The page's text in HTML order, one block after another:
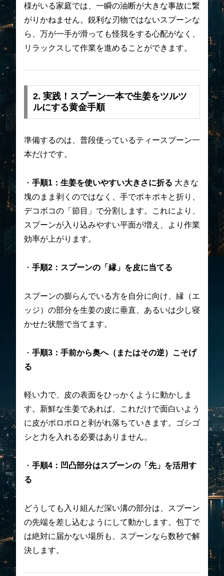
様がいる家庭では、一瞬の油断が大きな事故に繋
がりかねません。鋭利な刃物ではないスプーンな
ら、万が一手が滑っても怪我をする心配がなく、
リラックスして作業を進めることができます。
2. 実践！スプーン一本で生姜をツルツ
ルにする黄金手順
準備するのは、普段使っているティースプーン一
本だけです。
・ 手順1：生姜を使いやすい大きさに折る 大きな
塊のまま剥くのではなく、手でポキポキと折り、
デコボコの「節目」で分割します。これにより、
スプーンが入り込みやすい平面が増え、より作業
効率が上がります。
・ 手順2：スプーンの「縁」を皮に当てる
スプーンの膨らんでいる方を自分に向け、縁（エ
ッジ）の部分を生姜の皮に垂直、あるいは少し寝
かせた状態で当てます。
・ 手順3：手前から奥へ（またはその逆）こそげ
る
軽い力で、皮の表面をひっかくように動かしま
す。新鮮な生姜であれば、これだけで面白いよう
に皮がポロポロと剥がれ落ちていきます。ゴシゴ
シと力を入れる必要はありません。
・ 手順4：凹凸部分はスプーンの「先」を活用す
る
どうしても入り組んだ深い溝の部分は、スプーン
の先端を差し込むようにして動かします。包丁で
は絶対に届かない場所も、スプーンなら数秒で解
決します。